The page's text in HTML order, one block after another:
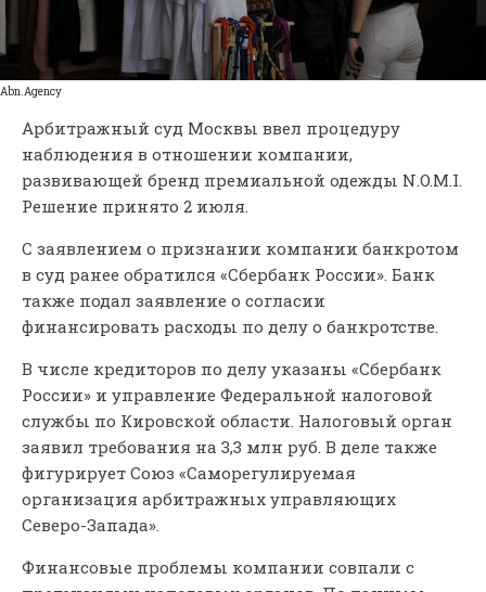
Abn.Agency
Арбитражный суд Москвы ввел процедуру
наблюдения в отношении компании,
развивающей бренд премиальной одежды N.O.M.I.
Решение принято 2 июля.
С заявлением о признании компании банкротом
в суд ранее обратился «Сбербанк России». Банк
также подал заявление о согласии
финансировать расходы по делу о банкротстве.
В числе кредиторов по делу указаны «Сбербанк
России» и управление Федеральной налоговой
службы по Кировской области. Налоговый орган
заявил требования на 3,3 млн руб. В деле также
фигурирует Союз «Саморегулируемая
организация арбитражных управляющих
Северо-Запада».
Финансовые проблемы компании совпали с